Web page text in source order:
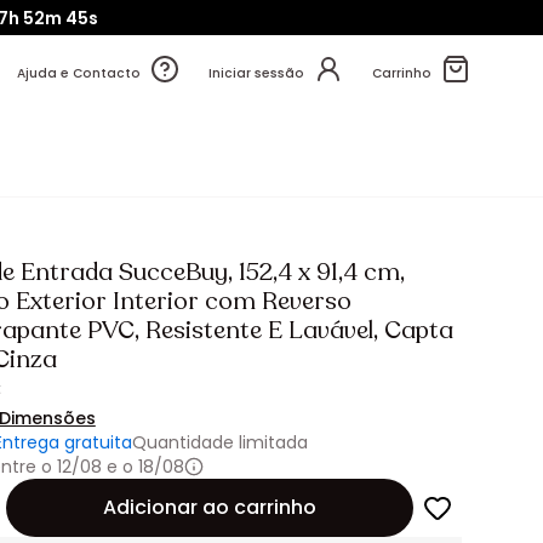
52m 44s
Ajuda e Contacto Iniciar sessão Carrinho
Entrada SucceBuy, 152,4 x 91,4 cm,
Exterior Interior com Reverso
PVC, Resistente E Lavável, Capta
gratuitaQuantidade limitada
o 12/08 e o 18/08
Adicionar ao carrinho